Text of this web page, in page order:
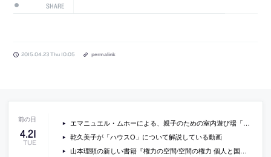
SHARE
2015.04.23 Thu 10:05 permalink
4.21
TUE
エマニュエル・ムホーによる、親子のための室内遊び場「mama smile」
乾久美子が「ハウスO」について解説している動画
山本理顕の新しい書籍『権力の空間/空間の権力 個人と国家の〈あいだ〉を設計せよ』